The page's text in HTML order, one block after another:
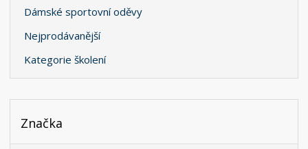
Dámské sportovní oděvy
Nejprodávanější
Kategorie školení
Značka